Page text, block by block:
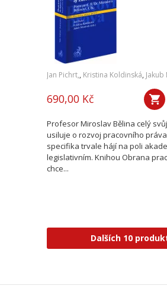
Jan Pichrt,, Kristina Koldinská, Jakub
690,00 Kč
Profesor Miroslav Bělina celý
usiluje o rozvoj pracovního
specifika trvale hájí na poli
legislativním. Knihou Obrana
chce...
Dalších 10